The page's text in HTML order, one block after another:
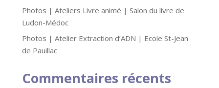
Photos | Ateliers Livre animé | Salon du livre de
Ludon-Médoc
Photos | Atelier Extraction d’ADN | Ecole St-Jean
de Pauillac
Commentaires récents